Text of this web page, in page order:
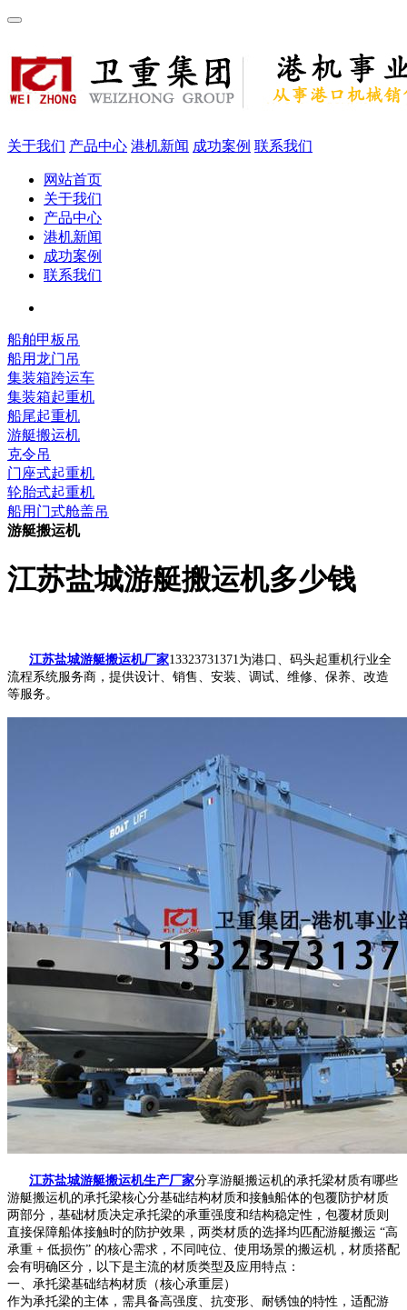
关于我们 产品中心 港机新闻 成功案例 联系我们
网站首页
关于我们
产品中心
港机新闻
成功案例
联系我们
船舶甲板吊
船用龙门吊
集装箱跨运车
集装箱起重机
船尾起重机
游艇搬运机
克令吊
门座式起重机
轮胎式起重机
船用门式舱盖吊
游艇搬运机
江苏盐城游艇搬运机多少钱
江苏盐城游艇搬运机厂家13323731371为港口、码头起重机行业全
流程系统服务商，提供设计、销售、安装、调试、维修、保养、改造
等服务。
江苏盐城游艇搬运机生产厂家分享游艇搬运机的承托梁材质有哪些
游艇搬运机的承托梁核心分基础结构材质和接触船体的包覆防护材质
两部分，基础材质决定承托梁的承重强度和结构稳定性，包覆材质则
直接保障船体接触时的防护效果，两类材质的选择均匹配游艇搬运 “高
承重 + 低损伤” 的核心需求，不同吨位、使用场景的搬运机，材质搭配
会有明确区分，以下是主流的材质类型及应用特点：
一、承托梁基础结构材质（核心承重层）
作为承托梁的主体，需具备高强度、抗变形、耐锈蚀的特性，适配游